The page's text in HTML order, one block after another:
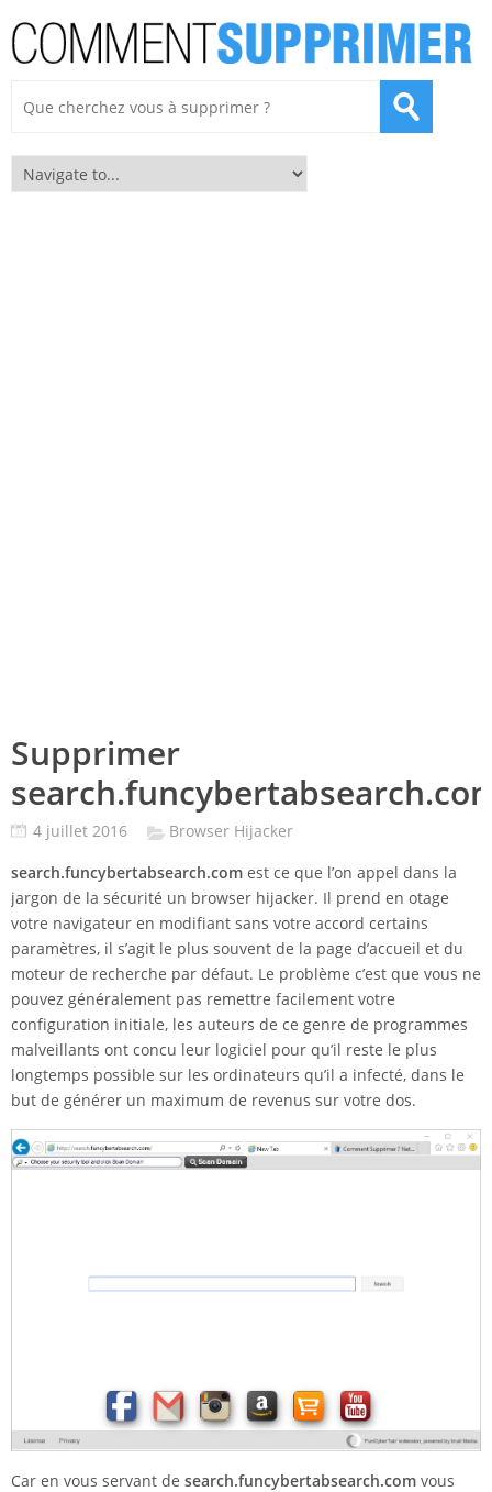
Supprimer
4 juillet 2016
Browser Hijacker
search.funcybertabsearch.com est ce que l’on appel dans la
jargon de la sécurité un browser hijacker. Il prend en otage
votre navigateur en modifiant sans votre accord certains
paramètres, il s’agit le plus souvent de la page d’accueil et du
moteur de recherche par défaut. Le problème c’est que vous ne
pouvez généralement pas remettre facilement votre
configuration initiale, les auteurs de ce genre de programmes
malveillants ont concu leur logiciel pour qu’il reste le plus
longtemps possible sur les ordinateurs qu’il a infecté, dans le
but de générer un maximum de revenus sur votre dos.
Car en vous servant de search.funcybertabsearch.com vous